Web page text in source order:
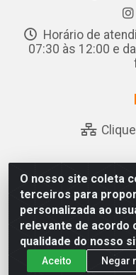
O nosso site coleta
terceiros para
personalizada ao
relevante de acordo
qualidade do nosso
Aceito Negar
Horário de
07:30 às 12:00 e
Abreu & Silva - Rua
Ariado, Olho D'Água
CNPJ